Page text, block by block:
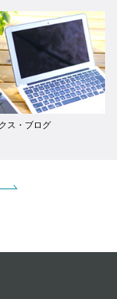
ス・ブログ